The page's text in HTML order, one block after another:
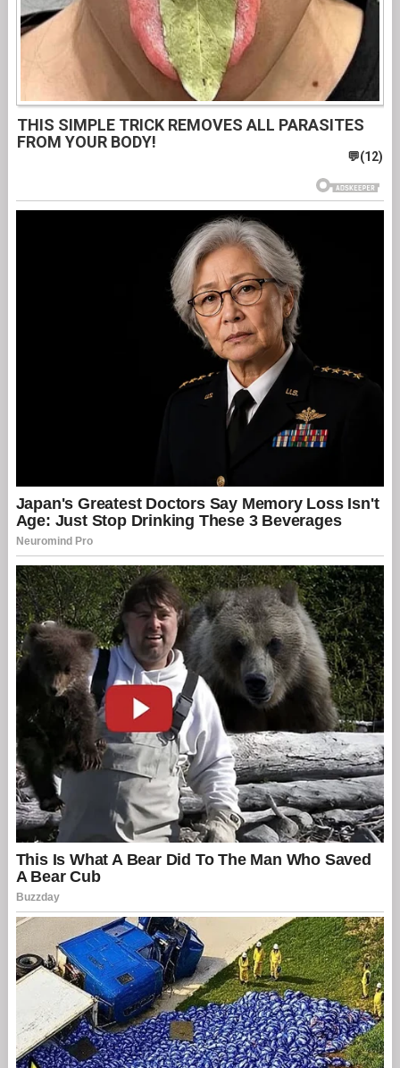
THIS SIMPLE TRICK REMOVES ALL PARASITES
FROM YOUR BODY!